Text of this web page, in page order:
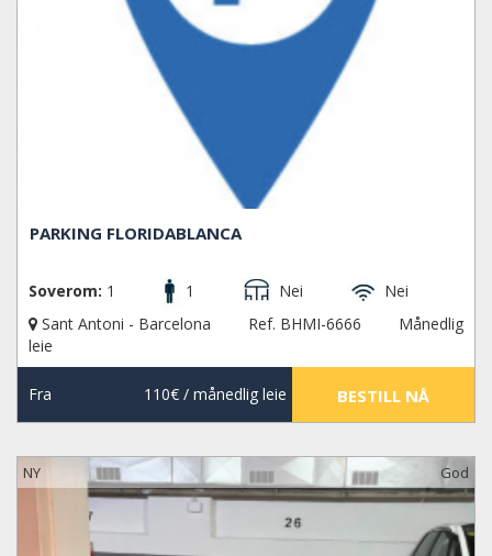
PARKING FLORIDABLANCA
Soverom: 1 1 Nei
Nei
Sant Antoni - Barcelona
Ref. BHMI-6666
Månedlig
leie
Fra 110€/ månedlig leie BESTILL NÅ
NY God